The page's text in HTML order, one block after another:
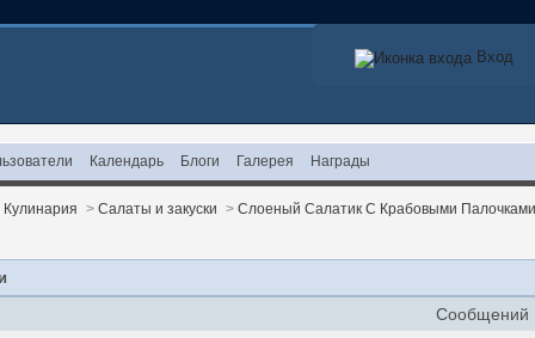
Вход
Календарь Блоги Галерея Награды
Кулинария > Салаты и закуски > Слоеный Салатик С Крабовыми Палочками
Сообщений